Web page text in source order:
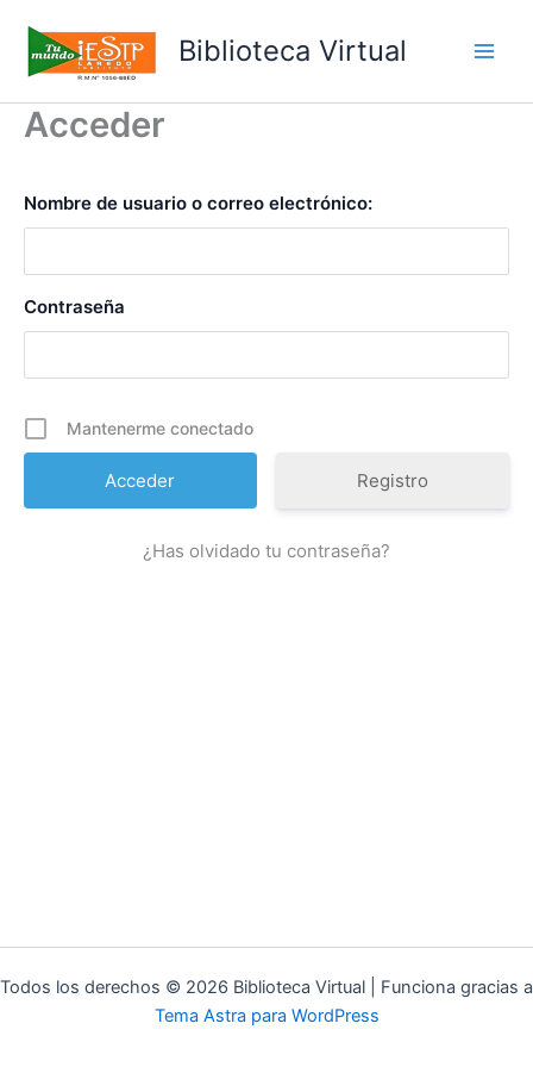
contenido
Biblioteca Virtual
Acceder
Nombre de usuario o correo electrónico:
Contraseña
Mantenerme conectado
Registro
¿Has olvidado tu contraseña?
Todos los derechos © 2026 Biblioteca Virtual | Funciona gracias a
Tema Astra para WordPress